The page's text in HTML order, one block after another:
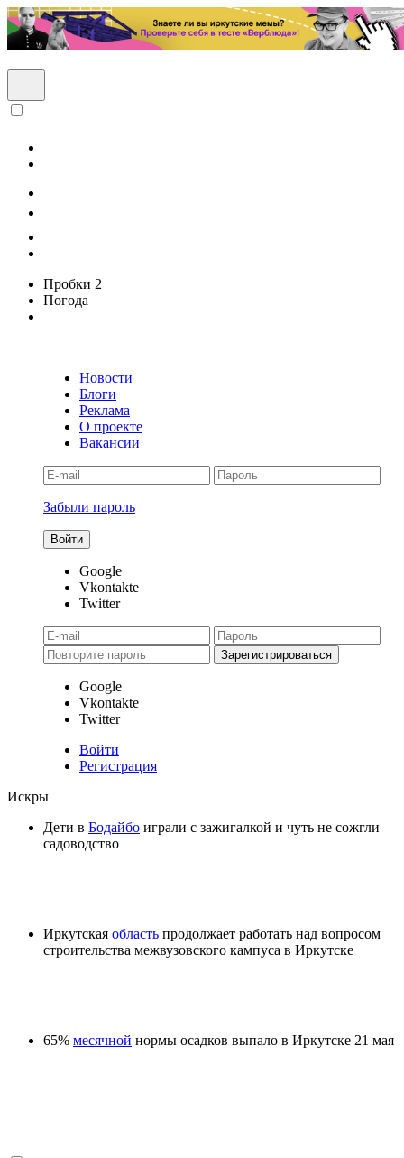
Пробки 2
Погода
Новости
Блоги
Реклама
О проекте
Вакансии
Забыли пароль
Google
Vkontakte
Twitter
Google
Vkontakte
Twitter
Войти
Регистрация
Искры
Дети в Бодайбо играли с зажигалкой и чуть не сожгли
садоводство
Иркутская область продолжает работать над вопросом
строительства межвузовского кампуса в Иркутске
65% месячной нормы осадков выпало в Иркутске 21 мая